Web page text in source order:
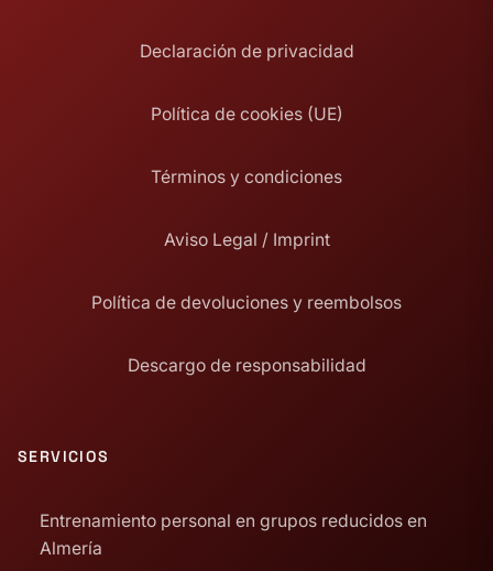
Declaración de privacidad
Política de cookies (UE)
Términos y condiciones
Aviso Legal / Imprint
Política de devoluciones y reembolsos
Descargo de responsabilidad
SERVICIOS
Entrenamiento personal en grupos reducidos en
Almería